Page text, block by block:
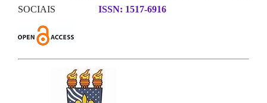
SOCIAIS
ISSN: 1517-6916